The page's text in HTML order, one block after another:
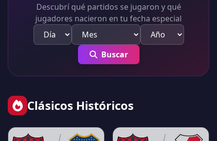
Descubrí qué partidos se jugaron y qué
jugadores nacieron en tu fecha especial
Buscar
Clásicos Históricos